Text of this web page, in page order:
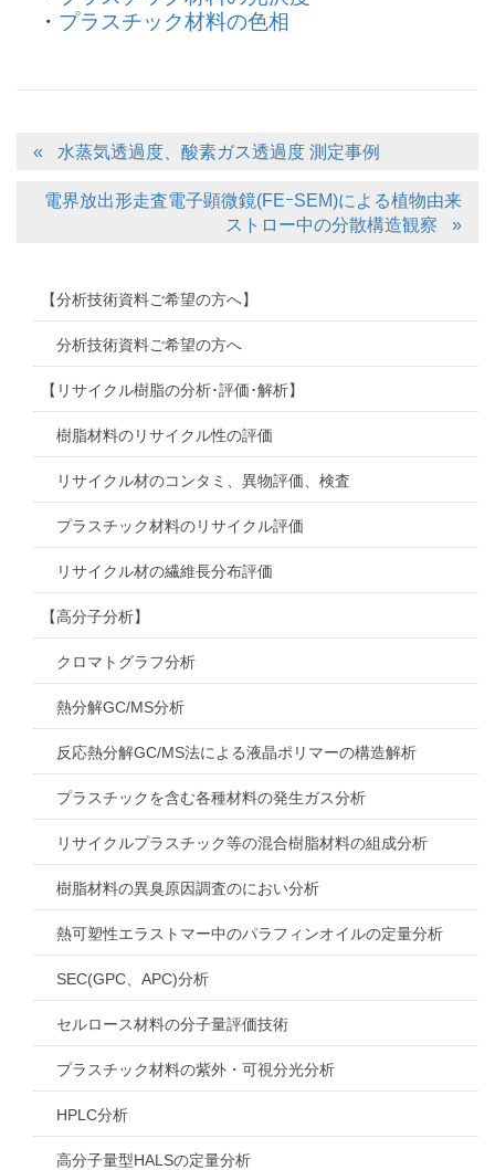
・ プラスチック材料の色相
水蒸気透過度、酸素ガス透過度 測定事例
電界放出形走査電子顕微鏡(FEｰSEM)による植物由来
ストロー中の分散構造観察
【分析技術資料ご希望の方へ】
分析技術資料ご希望の方へ
【リサイクル樹脂の分析･評価･解析】
樹脂材料のリサイクル性の評価
リサイクル材のコンタミ、異物評価、検査
プラスチック材料のリサイクル評価
リサイクル材の繊維長分布評価
【高分子分析】
クロマトグラフ分析
熱分解GC/MS分析
反応熱分解GC/MS法による液晶ポリマーの構造解析
プラスチックを含む各種材料の発生ガス分析
リサイクルプラスチック等の混合樹脂材料の組成分析
樹脂材料の異臭原因調査のにおい分析
熱可塑性エラストマー中のパラフィンオイルの定量分析
SEC(GPC、APC)分析
セルロース材料の分子量評価技術
プラスチック材料の紫外・可視分光分析
HPLC分析
高分子量型HALSの定量分析